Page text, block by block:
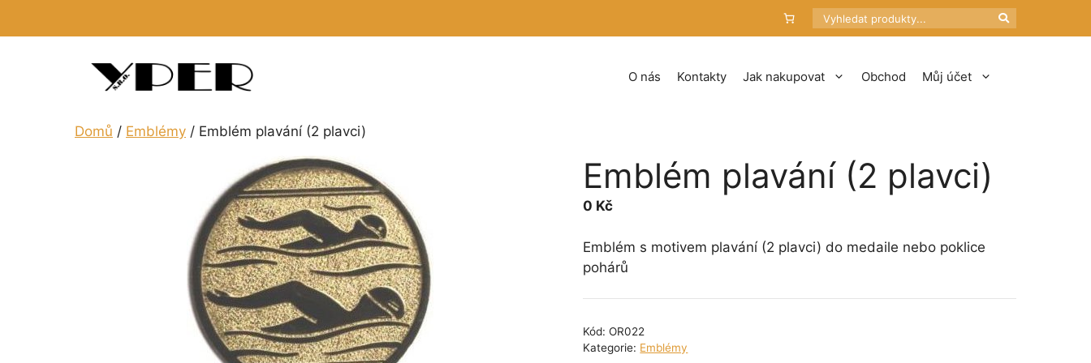
Hledat
O nás Kontakty Jak nakupovat Obchod Můj účet
Domů / Emblémy / Emblém plavání (2 plavci)
Emblém plavání (2 plavci)
0 Kč
Emblém s motivem plavání (2 plavci) do medaile nebo poklice
pohárů
Kód:OR022
Kategorie: Emblémy